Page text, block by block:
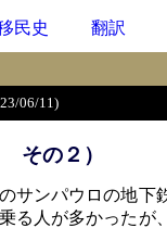
民史 翻訳
06/11)
その２）
サンパウロの地下
る人が多かったが